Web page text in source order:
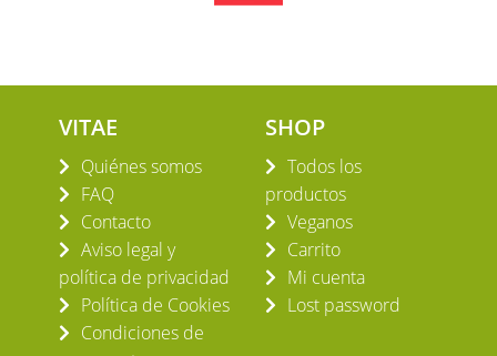
VITAE
Quiénes somos
FAQ
Contacto
Aviso legal y
política de privacidad
Política de Cookies
Condiciones de
SHOP
Todos los
productos
Veganos
Carrito
Mi cuenta
Lost password